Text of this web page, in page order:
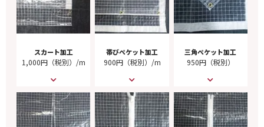
スカート加工
1,000円（税別）/m
帯びぺケット加工
900円（税別）/m
三角ぺケット加工
950円（税別）